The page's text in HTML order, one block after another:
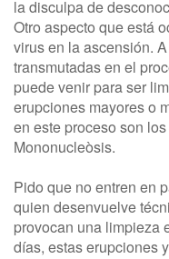
la disculpa de
Otro aspecto que está
virus en la ascensión.
transmutadas en el
puede venir para ser
erupciones mayores o
en este proceso son
Mononucleòsis.
Pido que no entren en
quien desenvuelve
provocan una limpieza
días, estas erupciones